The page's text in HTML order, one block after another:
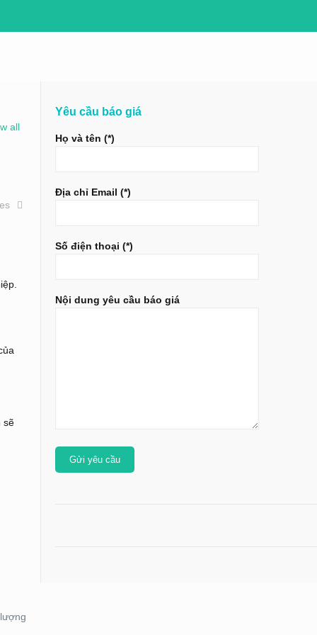
all
sẽ
Yêu cầu báo giá
Họ và tên (*)
Địa chỉ Email (*)
Số điện thoại (*)
Nội dung yêu cầu báo giá